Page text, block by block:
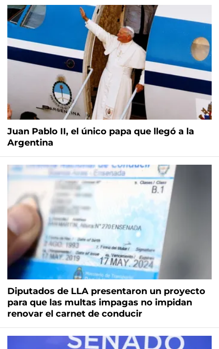
Juan Pablo II, el único papa que llegó a la
Argentina
Diputados de LLA presentaron un proyecto
para que las multas impagas no impidan
renovar el carnet de conducir